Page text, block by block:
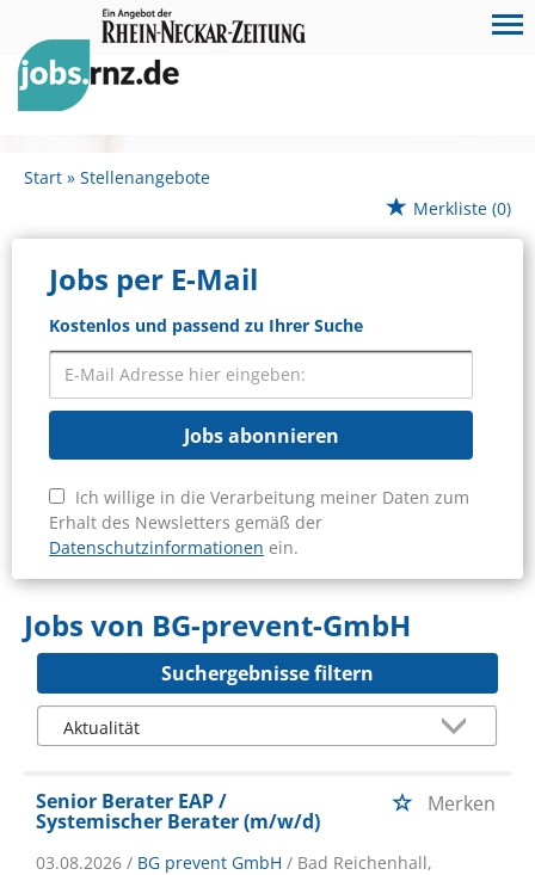
Start
Stellenangebote
Merkliste (0)
Jobs per E-Mail
Kostenlos und passend zu Ihrer Suche
Jobs abonnieren
Ich willige in die Verarbeitung meiner Daten zum
Erhalt des Newsletters gemäß der
Datenschutzinformationen ein.
Jobs von BG-prevent-GmbH
Suchergebnisse filtern
Senior Berater EAP /
Systemischer Berater (m/w/d)
Merken
03.08.2026 / BG prevent GmbH / Bad Reichenhall,